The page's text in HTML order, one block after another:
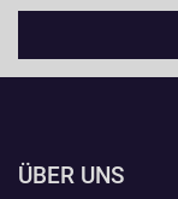
ÜBER UNS